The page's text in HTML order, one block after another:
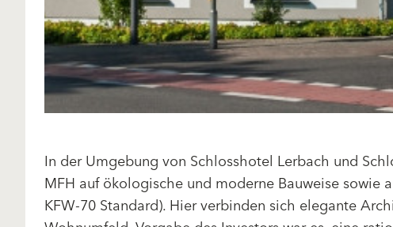
In der Umgebung von Schlosshotel Lerbach und
MFH auf ökologische und moderne Bauweise sowie
KFW-70 Standard). Hier verbinden sich elegante